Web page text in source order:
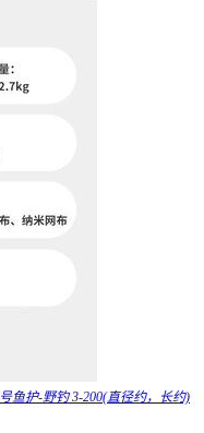
鱼护-野钓 3-200(直径约，长约)